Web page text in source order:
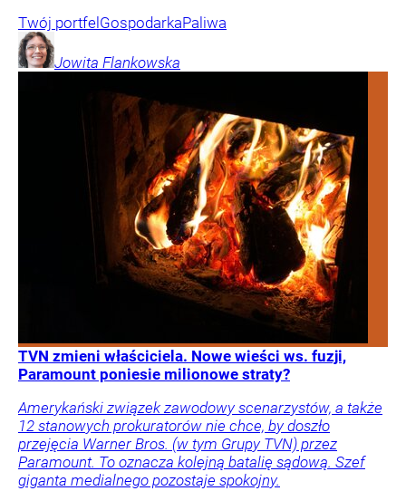
Twój portfel GospodarkaPaliwa
Jowita Flankowska
TVN zmieni właściciela. Nowe wieści ws. fuzji,
Paramount poniesie milionowe straty?
Amerykański związek zawodowy scenarzystów, a także
12 stanowych prokuratorów nie chce, by doszło
przejęcia Warner Bros. (w tym Grupy TVN) przez
Paramount. To oznacza kolejną batalię sądową. Szef
giganta medialnego pozostaje spokojny.